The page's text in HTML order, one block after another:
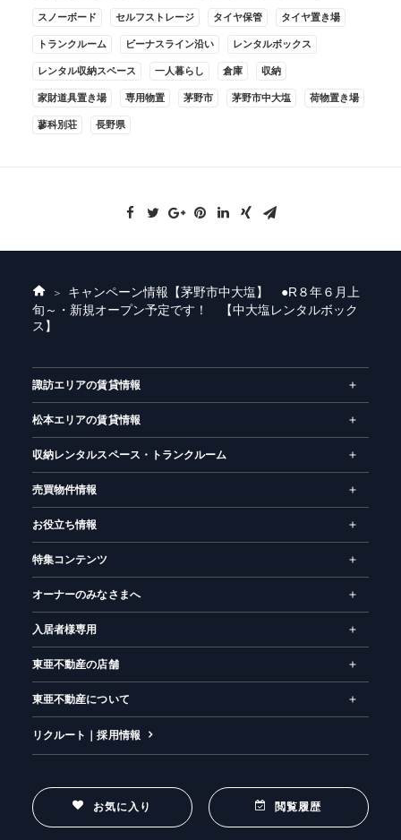
スノーボード セルフストレージ タイヤ保管 タイヤ置き場
トランクルーム ビーナスライン沿い レンタルボックス
レンタル収納スペース 一人暮らし 倉庫 収納
家財道具置き場 専用物置 茅野市 茅野市中大塩 荷物置き場
蓼科別荘 長野県
ホ
ー
ム
キャンペーン情報 【茅野市中大塩】 ●R８年６月上
旬～・新規オープン予定です！ 【中大塩レンタルボック
ス】
諏訪エリアの賃貸情報
松本エリアの賃貸情報
収納レンタルスペース・トランクルーム
売買物件情報
お役立ち情報
特集コンテンツ
オーナーのみなさまへ
入居者様専用
東亜不動産の店舗
東亜不動産について
リクルート｜採用情報
お気に入り 閲覧履歴